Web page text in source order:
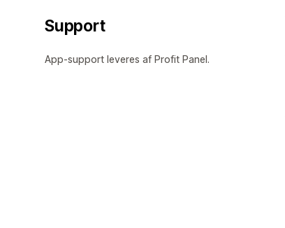
Support
App-support leveres af Profit Panel.